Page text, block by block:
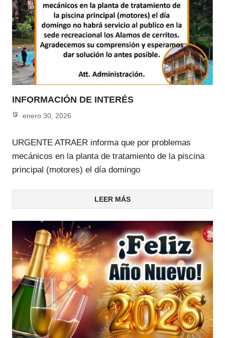
INFORMACIÓN DE INTERÉS
enero 30, 2026
URGENTE ATRAER informa que por problemas
mecánicos en la planta de tratamiento de la piscina
principal (motores) el día domingo
LEER MÁS